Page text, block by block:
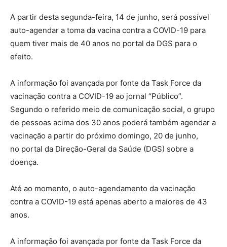
A partir desta segunda-feira, 14 de junho, será possível
auto-agendar a toma da vacina contra a COVID-19 para
quem tiver mais de 40 anos no portal da DGS para o
efeito.
A informação foi avançada por fonte da Task Force da
vacinação contra a COVID-19 ao jornal “Público”.
Segundo o referido meio de comunicação social, o grupo
de pessoas acima dos 30 anos poderá também agendar a
vacinação a partir do próximo domingo, 20 de junho,
no portal da Direção-Geral da Saúde (DGS) sobre a
doença.
Até ao momento, o auto-agendamento da vacinação
contra a COVID-19 está apenas aberto a maiores de 43
anos.
A informação foi avançada por fonte da Task Force da